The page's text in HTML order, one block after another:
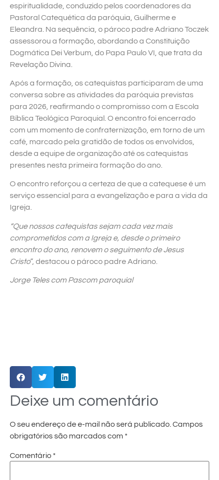
espiritualidade, conduzido pelos coordenadores da
Pastoral Catequética da paróquia, Guilherme e
Eleandra. Na sequência, o pároco padre Adriano Toczek
assessorou a formação, abordando a Constituição
Dogmática Dei Verbum, do Papa Paulo VI, que trata da
Revelação Divina.
Após a formação, os catequistas participaram de uma
conversa sobre as atividades da paróquia previstas
para 2026, reafirmando o compromisso com a Escola
Bíblica Teológica Paroquial. O encontro foi encerrado
com um momento de confraternização, em torno de um
café, marcado pela gratidão de todos os envolvidos,
desde a equipe de organização até os catequistas
presentes nesta primeira formação do ano.
O encontro reforçou a certeza de que a catequese é um
serviço essencial para a evangelização e para a vida da
Igreja.
“Que nossos catequistas sejam cada vez mais
comprometidos com a Igreja e, desde o primeiro
encontro do ano, renovem o seguimento de Jesus
Cristo”, destacou o pároco padre Adriano.
Jorge Teles com Pascom paroquial
Deixe um comentário
O seu endereço de e-mail não será publicado.Campos
obrigatórios são marcados com *
Comentário *